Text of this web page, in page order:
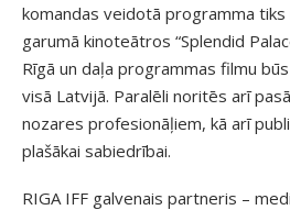
komandas veidotā programma
garumā kinoteātros “Splendid
Rīgā un daļa programmas filmu
visā Latvijā. Paralēli noritēs arī
nozares profesionāļiem, kā arī
plašākai sabiedrībai.
RIGA IFF galvenais partneris –